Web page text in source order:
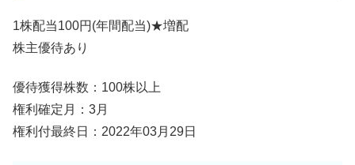
1株配当100円(年間配当)★増配
株主優待あり
優待獲得株数：100株以上
権利確定月：3月
権利付最終日：2022年03月29日